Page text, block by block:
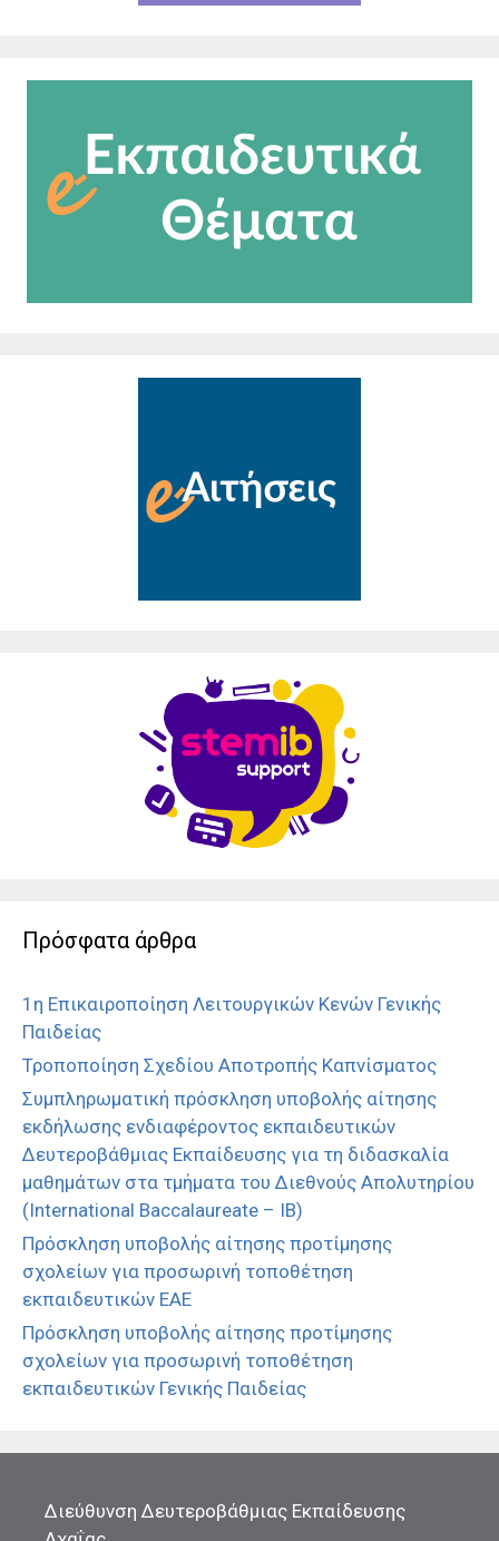
Πρόσφατα άρθρα
1η Επικαιροποίηση Λειτουργικών Κενών Γενικής
Παιδείας
Τροποποίηση Σχεδίου Αποτροπής Καπνίσματος
Συμπληρωματική πρόσκληση υποβολής αίτησης
εκδήλωσης ενδιαφέροντος εκπαιδευτικών
Δευτεροβάθμιας Εκπαίδευσης για τη διδασκαλία
μαθημάτων στα τμήματα του Διεθνούς Απολυτηρίου
(International Baccalaureate – IB)
Πρόσκληση υποβολής αίτησης προτίμησης
σχολείων για προσωρινή τοποθέτηση
εκπαιδευτικών ΕΑΕ
Πρόσκληση υποβολής αίτησης προτίμησης
σχολείων για προσωρινή τοποθέτηση
εκπαιδευτικών Γενικής Παιδείας
Διεύθυνση Δευτεροβάθμιας Εκπαίδευσης